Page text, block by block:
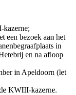
kazerne;
een bezoek aan het
in
en na afloop
in Apeldoorn (let
KWIII-kazerne.